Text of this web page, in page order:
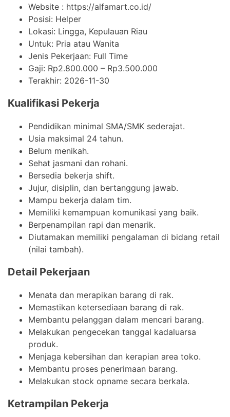
Website : https://alfamart.co.id/
Posisi: Helper
Lokasi: Lingga, Kepulauan Riau
Untuk: Pria atau Wanita
Jenis Pekerjaan: Full Time
Gaji: Rp2.800.000 – Rp3.500.000
Terakhir: 2026-11-30
Kualifikasi Pekerja
Pendidikan minimal SMA/SMK sederajat.
Usia maksimal 24 tahun.
Belum menikah.
Sehat jasmani dan rohani.
Bersedia bekerja shift.
Jujur, disiplin, dan bertanggung jawab.
Mampu bekerja dalam tim.
Memiliki kemampuan komunikasi yang baik.
Berpenampilan rapi dan menarik.
Diutamakan memiliki pengalaman di bidang retail
(nilai tambah).
Detail Pekerjaan
Menata dan merapikan barang di rak.
Memastikan ketersediaan barang di rak.
Membantu pelanggan dalam mencari barang.
Melakukan pengecekan tanggal kadaluarsa
produk.
Menjaga kebersihan dan kerapian area toko.
Membantu proses penerimaan barang.
Melakukan stock opname secara berkala.
Ketrampilan Pekerja